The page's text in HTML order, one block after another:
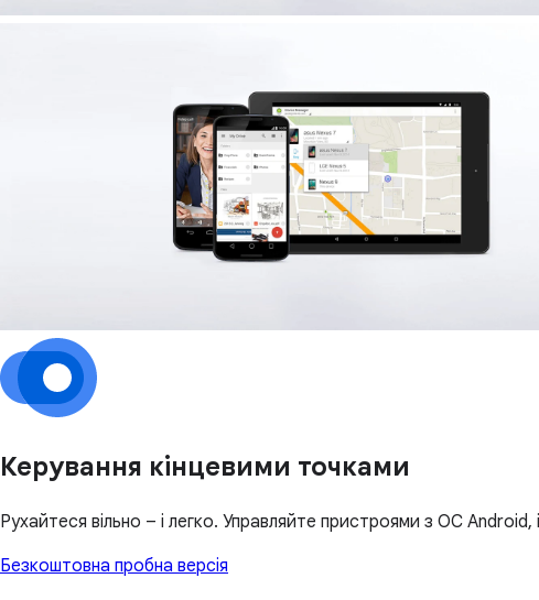
Керування кінцевими точками
Рухайтеся вільно – і легко. Управляйте пристроями з ОС
Безкоштовна пробна версія